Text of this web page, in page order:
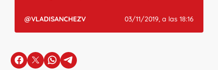
@VLADISANCHEZV 03/11/2019, a las 18:16
en Facebook
en Xen Whatsapp
en Telegram